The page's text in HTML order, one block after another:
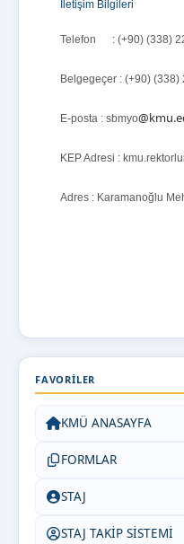
İletişim Bilgileri
Telefon : (+90) (338)
Belgegeçer : (+90) (338)
E-posta : sbmyo
KEP Adresi :
Adres : Karamanoğlu
FAVORILER
KMÜ ANASAYFA
FORMLAR
STAJ
STAJ TAKİP SİSTEMİ